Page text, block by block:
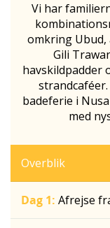
Vi har
omkring Ubud,
Gili
havskildpadder
badeferie i
med
Overblik
Dag 1: Afrejse